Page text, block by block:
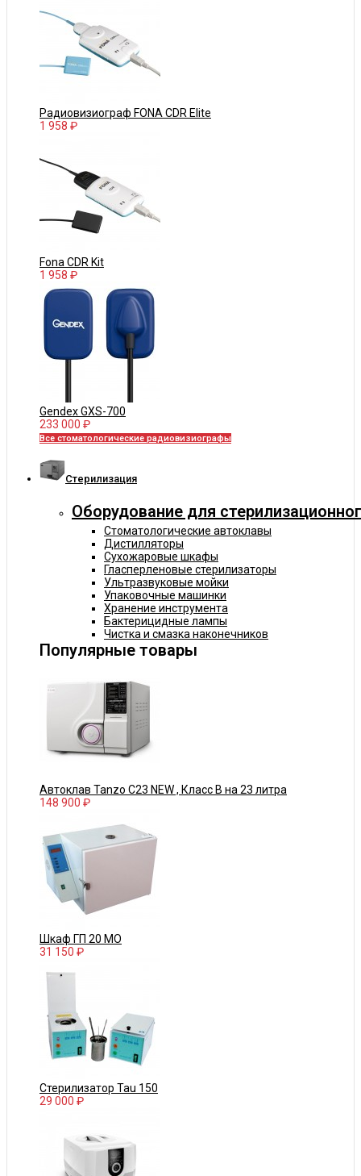
Радиовизиограф FONA CDR Elite
1 958 ₽
Fona CDR Kit
1 958 ₽
Gendex GXS-700
233 000 ₽
Все стоматологические радиовизиографы
Cтерилизация
Оборудование для
Стоматологические автоклавы
Дистилляторы
Сухожаровые шкафы
Гласперленовые стерилизаторы
Ультразвуковые мойки
Упаковочные машинки
Хранение инструмента
Бактерицидные лампы
Чистка и смазка наконечников
Популярные товары
Автоклав Tanzo C23 NEW , Класс В на 23 литра
148 900 ₽
Шкаф ГП 20 МО
31 150 ₽
Стерилизатор Tau 150
29 000 ₽